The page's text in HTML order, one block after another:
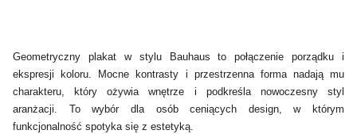
Geometryczny plakat w stylu Bauhaus to połączenie porządku i
ekspresji koloru. Mocne kontrasty i przestrzenna forma nadają mu
charakteru, który ożywia wnętrze i podkreśla nowoczesny styl
aranżacji. To wybór dla osób ceniących design, w którym
funkcjonalność spotyka się z estetyką.